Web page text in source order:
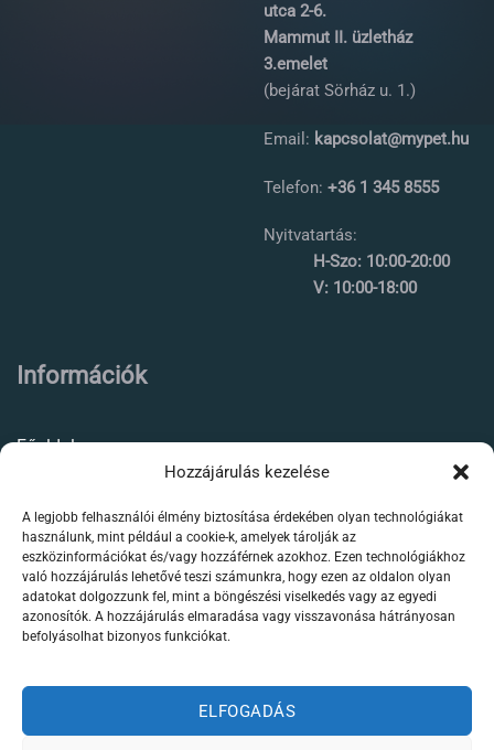
Hozzájárulás kezelése
A legjobb felhasználói élmény biztosítása érdekében olyan technológiákat
használunk, mint például a cookie-k, amelyek tárolják az
eszközinformációkat és/vagy hozzáférnek azokhoz. Ezen technológiákhoz
való hozzájárulás lehetővé teszi számunkra, hogy ezen az oldalon olyan
adatokat dolgozzunk fel, mint a böngészési viselkedés vagy az egyedi
azonosítók. A hozzájárulás elmaradása vagy visszavonása hátrányosan
befolyásolhat bizonyos funkciókat.
ELFOGADÁS
utca 2-6.
Mammut II. üzletház
3.emelet
(bejárat Sörház u. 1.)
Email: kapcsolat@mypet.hu
Telefon: +36 1 345 8555
Nyitvatartás:
H-Szo: 10:00-20:00
V: 10:00-18:00
Információk
Főoldal
Élőállat kereskedés
Forgalmazott termékeink
Szaktanácsadás /
segítségnyújtás
Kapcsolat